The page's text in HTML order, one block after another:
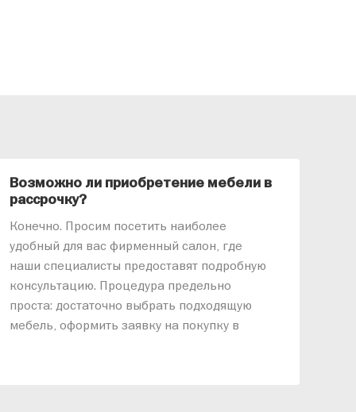
Возможно ли приобретение мебели в
рассрочку?
Конечно. Просим посетить наиболее
удобный для вас фирменный салон, где
наши специалисты предоставят подробную
консультацию. Процедура предельно
проста: достаточно выбрать подходящую
мебель, оформить заявку на покупку в